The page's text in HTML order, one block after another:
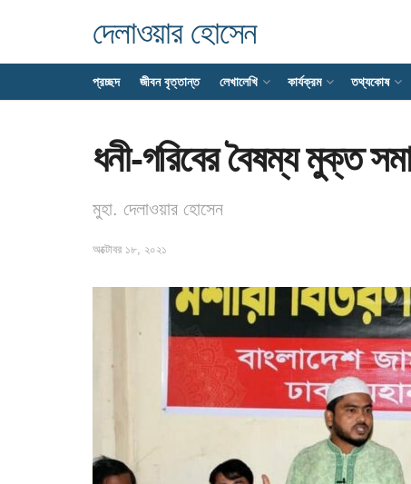
দেলাওয়ার হোসেন
প্রচ্ছদ জীবন বৃত্তান্ত লেখালেখি কার্যক্রম তথ্যকোষ
ধনী-গরিবের বৈষম্য মুক্ত
মুহা. দেলাওয়ার হোসেন
অক্টোবর ১৮, ২০২১